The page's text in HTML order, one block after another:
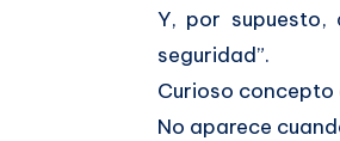
Y, por supuesto,
seguridad”.
Curioso concepto
No aparece